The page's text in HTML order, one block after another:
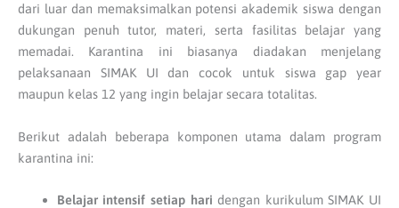
dari luar dan memaksimalkan potensi akademik siswa dengan
dukungan penuh tutor, materi, serta fasilitas belajar yang
memadai. Karantina ini biasanya diadakan menjelang
pelaksanaan SIMAK UI dan cocok untuk siswa gap year
maupun kelas 12 yang ingin belajar secara totalitas.
Berikut adalah beberapa komponen utama dalam program
karantina ini:
Belajar intensif setiap hari dengan kurikulum SIMAK UI